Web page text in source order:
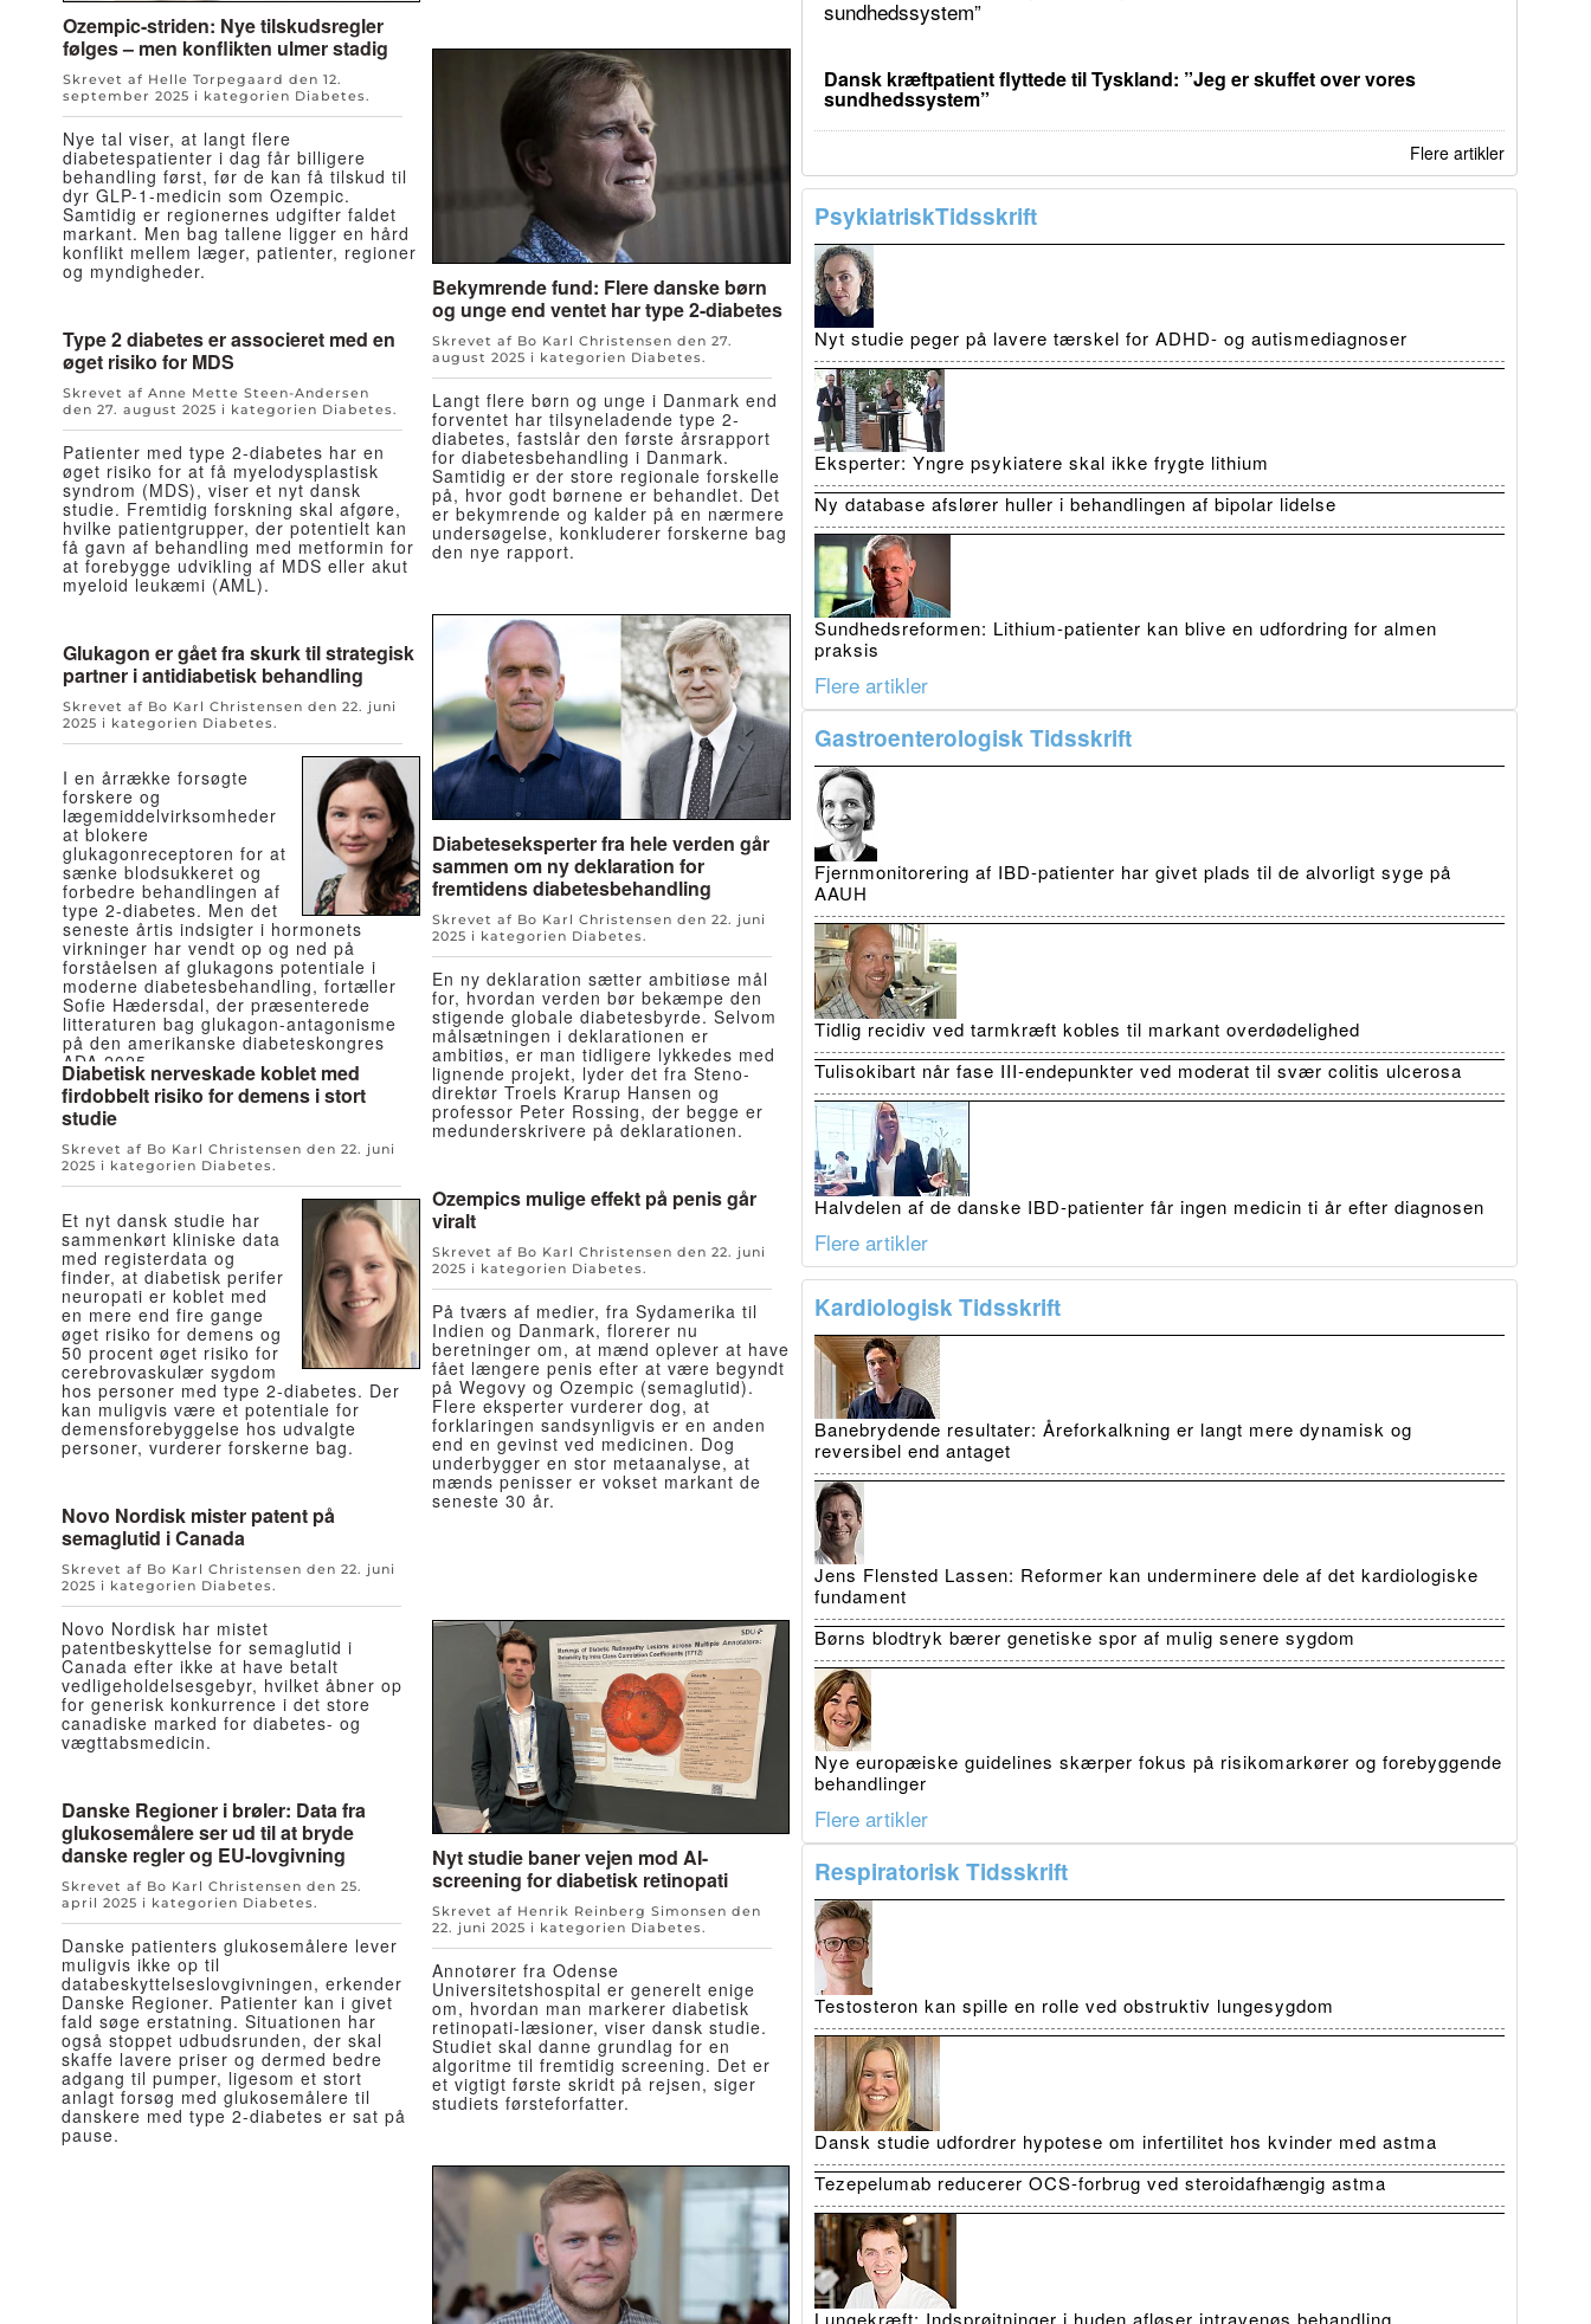
Ozempic-striden: Nye tilskudsregler
følges – men konflikten ulmer stadig
Skrevet af Helle Torpegaard den 12.
september 2025 i kategorien Diabetes.
Nye tal viser, at langt flere
diabetespatienter i dag får billigere
behandling først, før de kan få tilskud til
dyr GLP-1-medicin som Ozempic.
Samtidig er regionernes udgifter faldet
markant. Men bag tallene ligger en hård
konflikt mellem læger, patienter, regioner
og myndigheder.
Bekymrende fund: Flere danske børn
og unge end ventet har type 2-diabetes
Skrevet af Bo Karl Christensen den 27.
august 2025 i kategorien Diabetes.
Langt flere børn og unge i Danmark end
forventet har tilsyneladende type 2-
diabetes, fastslår den første årsrapport
for diabetesbehandling i Danmark.
Samtidig er der store regionale forskelle
på, hvor godt børnene er behandlet. Det
er bekymrende og kalder på en nærmere
undersøgelse, konkluderer forskerne bag
den nye rapport.
Type 2 diabetes er associeret med en
øget risiko for MDS
Skrevet af Anne Mette Steen-Andersen
den 27. august 2025 i kategorien Diabetes.
Patienter med type 2-diabetes har en
øget risiko for at få myelodysplastisk
syndrom (MDS), viser et nyt dansk
studie. Fremtidig forskning skal afgøre,
hvilke patientgrupper, der potentielt kan
få gavn af behandling med metformin for
at forebygge udvikling af MDS eller akut
myeloid leukæmi (AML).
Diabeteseksperter fra hele verden går
sammen om ny deklaration for
fremtidens diabetesbehandling
Skrevet af Bo Karl Christensen den 22. juni
2025 i kategorien Diabetes.
En ny deklaration sætter ambitiøse mål
for, hvordan verden bør bekæmpe den
stigende globale diabetesbyrde. Selvom
målsætningen i deklarationen er
ambitiøs, er man tidligere lykkedes med
lignende projekt, lyder det fra Steno-
direktør Troels Krarup Hansen og
professor Peter Rossing, der begge er
medunderskrivere på deklarationen.
Glukagon er gået fra skurk til strategisk
partner i antidiabetisk behandling
Skrevet af Bo Karl Christensen den 22. juni
2025 i kategorien Diabetes.
I en årrække forsøgte
forskere og
lægemiddelvirksomheder
at blokere
glukagonreceptoren for at
sænke blodsukkeret og
forbedre behandlingen af
type 2-diabetes. Men det
seneste årtis indsigter i hormonets
virkninger har vendt op og ned på
forståelsen af glukagons potentiale i
moderne diabetesbehandling, fortæller
Sofie Hædersdal, der præsenterede
litteraturen bag glukagon-antagonisme
på den amerikanske diabeteskongres
ADA 2025.
Diabetisk nerveskade koblet med
firdobbelt risiko for demens i stort
studie
Skrevet af Bo Karl Christensen den 22. juni
2025 i kategorien Diabetes.
Et nyt dansk studie har
sammenkørt kliniske data
med registerdata og
finder, at diabetisk perifer
neuropati er koblet med
en mere end fire gange
øget risiko for demens og
50 procent øget risiko for
cerebrovaskulær sygdom
hos personer med type 2-diabetes. Der
kan muligvis være et potentiale for
demensforebyggelse hos udvalgte
personer, vurderer forskerne bag.
Ozempics mulige effekt på penis går
viralt
Skrevet af Bo Karl Christensen den 22. juni
2025 i kategorien Diabetes.
På tværs af medier, fra Sydamerika til
Indien og Danmark, florerer nu
beretninger om, at mænd oplever at have
fået længere penis efter at være begyndt
på Wegovy og Ozempic (semaglutid).
Flere eksperter vurderer dog, at
forklaringen sandsynligvis er en anden
end en gevinst ved medicinen. Dog
underbygger en stor metaanalyse, at
mænds penisser er vokset markant de
seneste 30 år.
Novo Nordisk mister patent på
semaglutid i Canada
Skrevet af Bo Karl Christensen den 22. juni
2025 i kategorien Diabetes.
Novo Nordisk har mistet
patentbeskyttelse for semaglutid i
Canada efter ikke at have betalt
vedligeholdelsesgebyr, hvilket åbner op
for generisk konkurrence i det store
canadiske marked for diabetes- og
vægttabsmedicin.
Nyt studie baner vejen mod AI-
screening for diabetisk retinopati
Skrevet af Henrik Reinberg Simonsen den
22. juni 2025 i kategorien Diabetes.
Annotører fra Odense
Universitetshospital er generelt enige
om, hvordan man markerer diabetisk
retinopati-læsioner, viser dansk studie.
Studiet skal danne grundlag for en
algoritme til fremtidig screening. Det er
et vigtigt første skridt på rejsen, siger
studiets førsteforfatter.
Danske Regioner i brøler: Data fra
glukosemålere ser ud til at bryde
danske regler og EU-lovgivning
Skrevet af Bo Karl Christensen den 25.
april 2025 i kategorien Diabetes.
Danske patienters glukosemålere lever
muligvis ikke op til
databeskyttelseslovgivningen, erkender
Danske Regioner. Patienter kan i givet
fald søge erstatning. Situationen har
også stoppet udbudsrunden, der skal
skaffe lavere priser og dermed bedre
adgang til pumper, ligesom et stort
anlagt forsøg med glukosemålere til
danskere med type 2-diabetes er sat på
pause.
Dansk kræftpatient flyttede til Tyskland: ”Jeg er skuffet over vores
sundhedssystem”
Flere artikler
PsykiatriskTidsskrift
Nyt studie peger på lavere tærskel for ADHD- og autismediagnoser
Eksperter: Yngre psykiatere skal ikke frygte lithium
Ny database afslører huller i behandlingen af bipolar lidelse
Sundhedsreformen: Lithium-patienter kan blive en udfordring for almen
praksis
Flere artikler
Gastroenterologisk Tidsskrift
Fjernmonitorering af IBD-patienter har givet plads til de alvorligt syge på
AAUH
Tidlig recidiv ved tarmkræft kobles til markant overdødelighed
Tulisokibart når fase III-endepunkter ved moderat til svær colitis ulcerosa
Halvdelen af de danske IBD-patienter får ingen medicin ti år efter diagnosen
Flere artikler
Kardiologisk Tidsskrift
Banebrydende resultater: Åreforkalkning er langt mere dynamisk og
reversibel end antaget
Jens Flensted Lassen: Reformer kan underminere dele af det kardiologiske
fundament
Børns blodtryk bærer genetiske spor af mulig senere sygdom
Nye europæiske guidelines skærper fokus på risikomarkører og forebyggende
behandlinger
Flere artikler
Respiratorisk Tidsskrift
Testosteron kan spille en rolle ved obstruktiv lungesygdom
Dansk studie udfordrer hypotese om infertilitet hos kvinder med astma
Tezepelumab reducerer OCS-forbrug ved steroidafhængig astma
Lungekræft: Indsprøjtninger i huden afløser intravenøs behandling